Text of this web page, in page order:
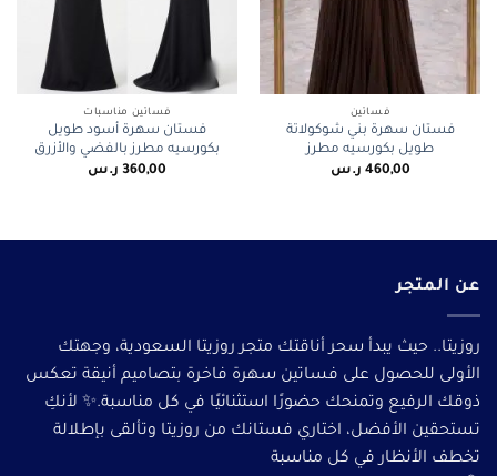
فساتين
فستان سهرة بني شوكولاتة
طويل بكورسيه مطرز
460,00 ر.س
فساتين مناسبات
فستان سهرة أسود طويل
بكورسيه مطرز بالفضي والأزرق
360,00 ر.س
عن المتجر
روزيتا.. حيث يبدأ سحر أناقتك متجر روزيتا السعودية، وجهتك
الأولى للحصول على فساتين سهرة فاخرة بتصاميم أنيقة تعكس
ذوقك الرفيع وتمنحك حضورًا استثنائيًا في كل مناسبة.✨ لأنكِ
تستحقين الأفضل، اختاري فستانك من روزيتا وتألقى بإطلالة
تخطف الأنظار في كل مناسبة